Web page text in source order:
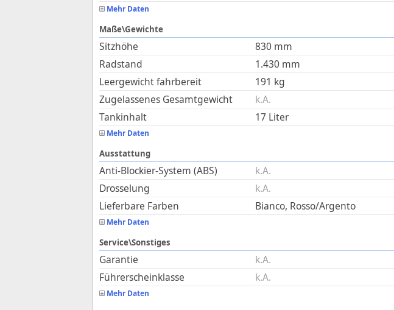
Mehr Daten
Maße\Gewichte
Sitzhöhe 830 mm
Radstand
1.430 mm
Leergewicht fahrbereit
191 kg
Zugelassenes Gesamtgewicht
k.A.
Tankinhalt
17 Liter
Mehr Daten
Ausstattung
Anti-Blockier-System (ABS)
k.A.
Drosselung
k.A.
Lieferbare Farben
Bianco, Rosso/Argento
Mehr Daten
Service\Sonstiges
Garantie
k.A.
Führerscheinklasse
k.A.
Mehr Daten